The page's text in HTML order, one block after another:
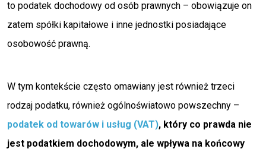
to podatek dochodowy od osób prawnych – obowiązuje on
zatem spółki kapitałowe i inne jednostki posiadające
osobowość prawną.
W tym kontekście często omawiany jest również trzeci
rodzaj podatku, również ogólnoświatowo powszechny –
podatek od towarów i usług (VAT), który co prawda nie
jest podatkiem dochodowym, ale wpływa na końcowy